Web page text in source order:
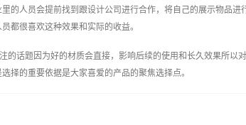
的人员会提前找到跟设计公司进行合作，将自己的展示物品进
都很喜欢这种效果和实际的收益。
的话题因为好的材质会直接，影响后续的使用和长久效果所以
择的重要依据是大家喜爱的产品的聚焦选择点。